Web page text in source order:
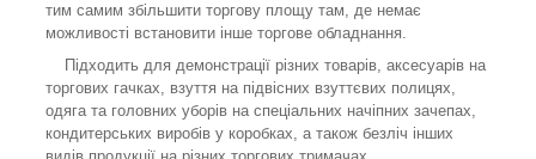
тим самим збільшити торгову площу там, де немає
можливості встановити інше торгове обладнання.
Підходить для демонстрації різних товарів, аксесуарів на
торгових гачках, взуття на підвісних взуттєвих полицях,
одяга та головних уборів на спеціальних начіпних зачепах,
кондитерських виробів у коробках, а також безліч інших